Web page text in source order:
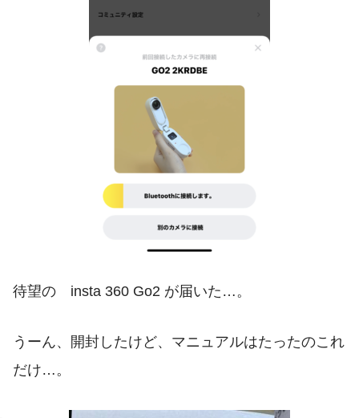
待望の insta 360 Go2 が届いた…。
うーん、開封したけど、マニュアルはたったのこれ
だけ…。